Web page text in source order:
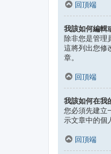
回頂端
我該如何編輯
除非您是管理
這將列出您修
章。
回頂端
我該如何在我
您必須先建立
示文章中的個
回頂端